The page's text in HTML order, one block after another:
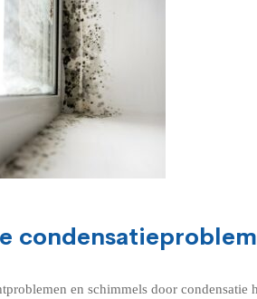
en schimmels door condensatie